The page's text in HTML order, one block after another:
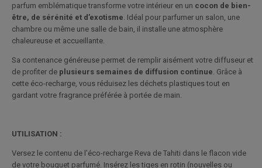
parfum emblématique transforme votre intérieur en un cocon de bien-
être, de sérénité et d’exotisme . Idéal pour parfumer un salon, une
chambre ou même une salle de bain, il installe une atmosphère
chaleureuse et accueillante.
Sa contenance généreuse permet de remplir aisément votre diffuseur et
de profiter de plusieurs semaines de diffusion continue . Grâce à
cette éco-recharge, vous réduisez les déchets plastiques tout en
gardant votre fragrance préférée à portée de main.
UTILISATION :
Versez le contenu de l’éco-recharge Reva de Tahiti dans le flacon vide
de votre bouquet parfumé. Insérez les tiges en rotin (nouvelles ou